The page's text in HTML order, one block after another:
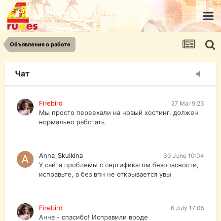
Объявления о работе
Чат
urist.dokument@gmail.com
https://pasport-ua.com/
Телеграмм @uristpassua
Firebird
Друзья - из России без VPN сайт и форум
Firebird 27 Mar 9:23
Мы просто переехали на новый хостинг, должен
нормально работать
Anna_Skulkina 30 June 10:04
У сайта проблемы с сертификатом безопасности,
исправьте, а без впн не открывается увы
Firebird 6 July 17:05
Анна - спасибо! Исправили вроде